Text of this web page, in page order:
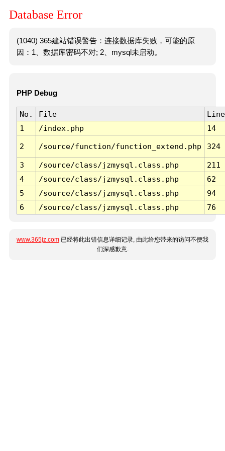
Database Error
(1040) 365建站错误警告：连接数据库失败，可能的原
因：1、数据库密码不对; 2、mysql未启动。
PHP Debug
No. File
Line
1
/index.php 14
2 /source/function/function_extend.php 324
3 /source/class/jzmysql.class.php
211
4
/source/class/jzmysql.class.php
62
5
/source/class/jzmysql.class.php
94
6
/source/class/jzmysql.class.php 76
www.365jz.com 已经将此出错信息详细记录, 由此给您带来的访问不便我
们深感歉意.